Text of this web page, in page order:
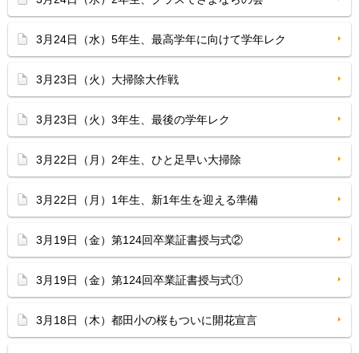
3月24日（水）5年生、最高学年に向けて学年レク
3月23日（火）大掃除大作戦
3月23日（火）3年生、最後の学年レク
3月22日（月）2年生、ひと足早い大掃除
3月22日（月）1年生、新1年生を迎える準備
3月19日（金）第124回卒業証書授与式②
3月19日（金）第124回卒業証書授与式①
3月18日（木）都田小の桜もついに開花宣言